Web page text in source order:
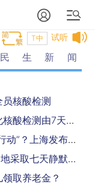
试听
T中
生新闻
核酸检测
杭州发布最新通告：相关区域常态化核酸检测由7天改为72小时
上海下周将大面积封控并采取“百日行动”？上海发布回应
甘肃白银会宁县新增1例确诊病例 当地采取七天静默模式
取养老金？